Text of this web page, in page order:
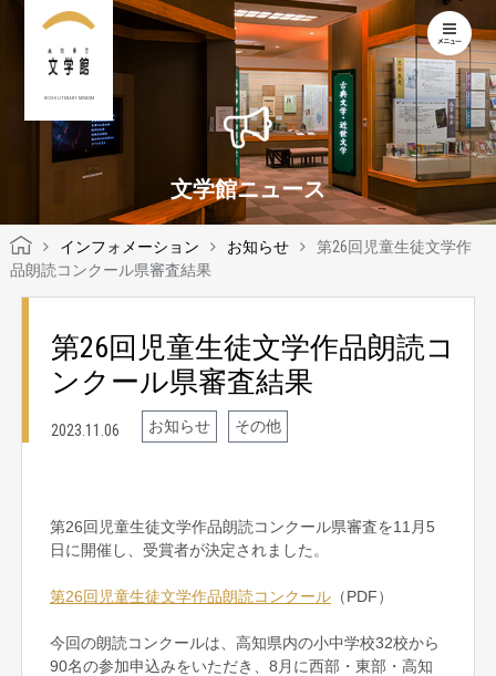
KOCHI LITERARY MUSEUM
文学館ニュース
インフォメーション お知らせ
第26回児童生徒文学作
品朗読コンクール県審査結果
第26回児童生徒文学作品朗読コ
ンクール県審査結果
2023.11.06 お知らせ その他
第26回児童生徒文学作品朗読コンクール県審査を11月5
日に開催し、受賞者が決定されました。
第26回児童生徒文学作品朗読コンクール（PDF）
今回の朗読コンクールは、高知県内の小中学校32校から
90名の参加申込みをいただき、8月に西部・東部・高知